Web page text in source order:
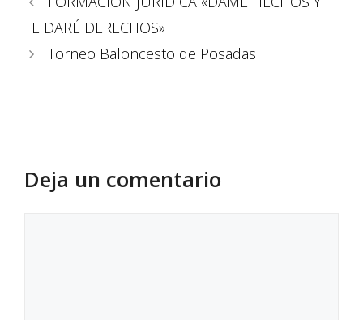
TE DARÉ DERECHOS»
Torneo Baloncesto de Posadas
Deja un comentario